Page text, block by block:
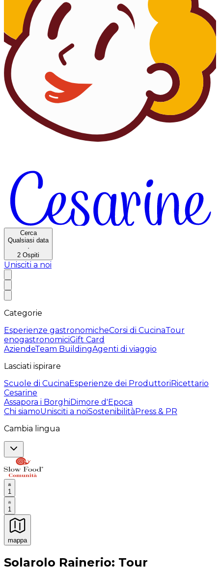
Cerca
Qualsiasi data
·
2 Ospiti
Unisciti a noi
Categorie
Esperienze gastronomicheCorsi di CucinaTour
enogastronomiciGift Card
AziendeTeam BuildingAgenti di viaggio
Lasciati ispirare
Scuole di CucinaEsperienze dei ProduttoriRicettario
Cesarine
Assapora i BorghiDimore d'Epoca
Chi siamoUnisciti a noiSostenibilitàPress & PR
Cambia lingua
1
1
mappa
Esperienze culinarie indimenticabili: Esperienze
Solarolo Rainerio: Tour